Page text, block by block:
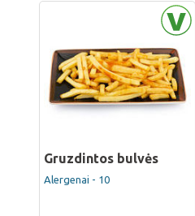
Gruzdintos bulvės
Alergenai - 10